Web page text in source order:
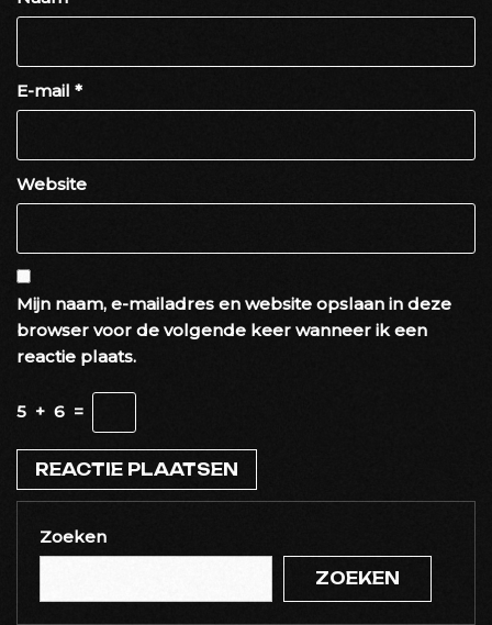
E-mail *
Website
Mijn naam, e-mailadres en website opslaan in deze
browser voor de volgende keer wanneer ik een
reactie plaats.
5 + 6 =
Zoeken
ZOEKEN